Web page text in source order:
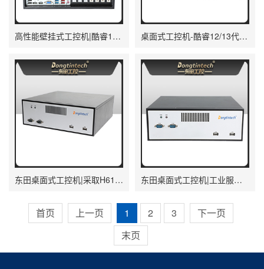
高性能壁挂式工控机|酷睿13代工业电脑|DT-5309-JH610MB1 桌面式工控机-酷睿12/13代工业电脑|DTB-2102L-JQ67EMC
东田桌面式工控机|采取H610芯片组|DTB-2102L-BH610MC 东田桌面式工控机|工业服务器厂家|DTB-2102L-JH61MC
首页 上一页 1 2 3
下一页
末页